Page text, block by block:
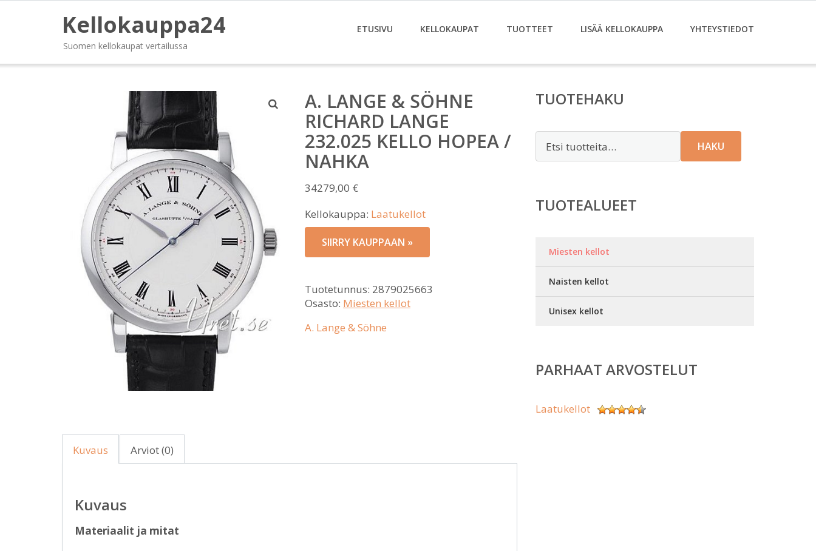
Kellokauppa24
Suomen kellokaupat vertailussa
ETUSIVU KELLOKAUPAT TUOTTEET LISÄÄ KELLOKAUPPA YHTEYSTIEDOT
A. LANGE & SÖHNE
RICHARD LANGE
232.025 KELLO HOPEA /
NAHKA
34279,00 €
Kellokauppa: Laatukellot
SIIRRY KAUPPAAN »
Tuotetunnus: 2879025663
Osasto: Miesten kellot
A. Lange & Söhne
Kuvaus Arviot (0)
Kuvaus
Materiaalit ja mitat
TUOTEHAKU
HAKU
TUOTEALUEET
Miesten kellot
Naisten kellot
Unisex kellot
PARHAAT ARVOSTELUT
Laatukellot